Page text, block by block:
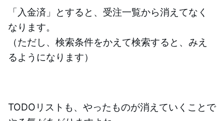
「入金済」とすると、受注一覧から消えてなく
なります。
（ただし、検索条件をかえて検索すると、みえ
るようになります）
TODOリストも、やったものが消えていくことで